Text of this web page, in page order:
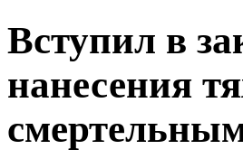
Вступил в
нанесения